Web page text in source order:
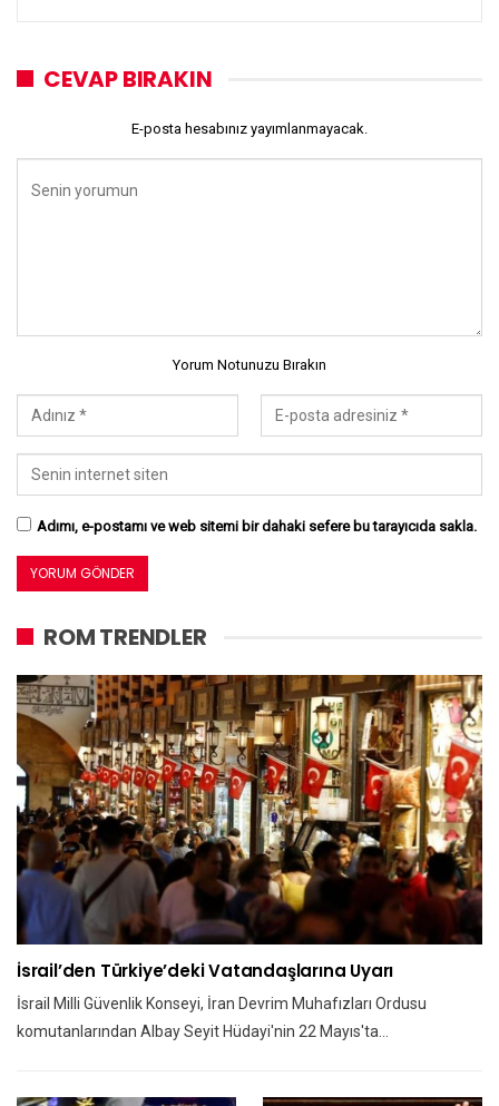
CEVAP BIRAKIN
E-posta hesabınız yayımlanmayacak.
Yorum Notunuzu Bırakın
Adımı, e-postamı ve web sitemi bir dahaki sefere bu tarayıcıda sakla.
ROM TRENDLER
İsrail’den Türkiye’deki Vatandaşlarına Uyarı
İsrail Milli Güvenlik Konseyi, İran Devrim Muhafızları Ordusu
komutanlarından Albay Seyit Hüdayi'nin 22 Mayıs'ta…